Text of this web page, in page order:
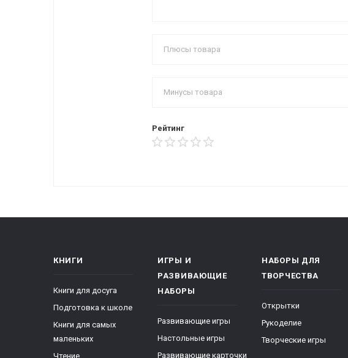
Рейтинг
КНИГИ
Книги для досуга
Подготовка к школе
Книги для самых
маленьких
Чтение
ИГРЫ И
РАЗВИВАЮЩИЕ
НАБОРЫ
Развивающие игры
Настольные игры
Развивающие карточки
НАБОРЫ ДЛЯ
ТВОРЧЕСТВА
Открытки
Рукоделие
Творческие игры